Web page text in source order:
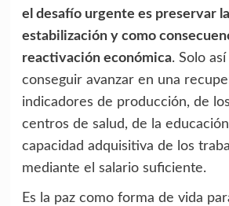
el desafío urgente es preservar
estabilización y como
reactivación económica. Solo
conseguir avanzar en una
indicadores de producción, de
centros de salud, de la
capacidad adquisitiva de los
mediante el salario suficiente.
Es la paz como forma de vida